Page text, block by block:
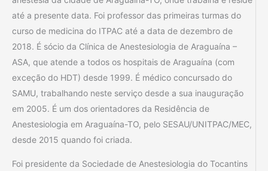
até a presente data. Foi professor das primeiras turmas do
curso de medicina do ITPAC até a data de dezembro de
2018. É sócio da Clínica de Anestesiologia de Araguaína –
ASA, que atende a todos os hospitais de Araguaína (com
exceção do HDT) desde 1999. É médico concursado do
SAMU, trabalhando neste serviço desde a sua inauguração
em 2005. É um dos orientadores da Residência de
Anestesiologia em Araguaína-TO, pelo SESAU/UNITPAC/MEC,
desde 2015 quando foi criada.
Foi presidente da Sociedade de Anestesiologia do Tocantins